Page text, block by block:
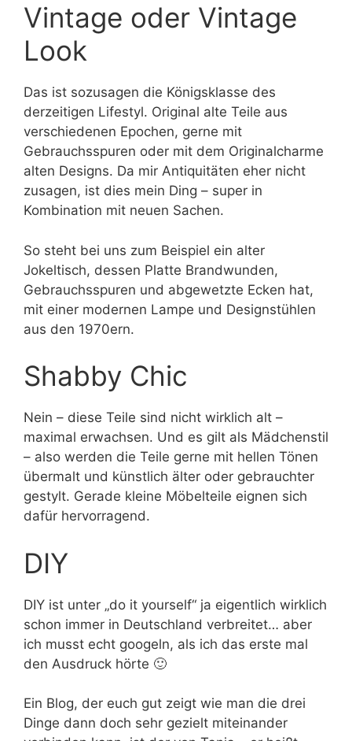
Vintage oder Vintage
Look
Das ist sozusagen die Königsklasse des
derzeitigen Lifestyl. Original alte Teile aus
verschiedenen Epochen, gerne mit
Gebrauchsspuren oder mit dem Originalcharme
alten Designs. Da mir Antiquitäten eher nicht
zusagen, ist dies mein Ding – super in
Kombination mit neuen Sachen.
So steht bei uns zum Beispiel ein alter
Jokeltisch, dessen Platte Brandwunden,
Gebrauchsspuren und abgewetzte Ecken hat,
mit einer modernen Lampe und Designstühlen
aus den 1970ern.
Shabby Chic
Nein – diese Teile sind nicht wirklich alt –
maximal erwachsen. Und es gilt als Mädchenstil
– also werden die Teile gerne mit hellen Tönen
übermalt und künstlich älter oder gebrauchter
gestylt. Gerade kleine Möbelteile eignen sich
dafür hervorragend.
DIY
DIY ist unter „do it yourself“ ja eigentlich wirklich
schon immer in Deutschland verbreitet… aber
ich musst echt googeln, als ich das erste mal
den Ausdruck hörte 🙂
Ein Blog, der euch gut zeigt wie man die drei
Dinge dann doch sehr gezielt miteinander